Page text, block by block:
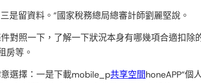
三是留資料。”國家稅務總局總審計師劉麗堅說。
對照一下，了解一下狀況本身有哪幾項合適扣除
房等。
選擇：一是下載mobile_p共享空間honeAPP“個